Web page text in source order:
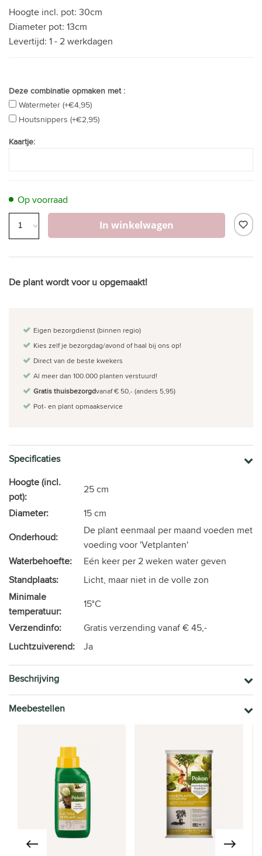
Hoogte incl. pot: 30cm
Diameter pot: 13cm
Levertijd: 1 - 2 werkdagen
Deze combinatie opmaken met :
Watermeter (+€4,95)
Houtsnippers (+€2,95)
Kaartje:
Op voorraad
In winkelwagen
De plant wordt voor u opgemaakt!
Eigen bezorgdienst (binnen regio)
Kies zelf je bezorgdag/avond of haal bij ons op!
Direct van de beste kwekers
Al meer dan 100.000 planten verstuurd!
Gratis thuisbezorgdvanaf € 50,- (anders 5,95)
Pot- en plant opmaakservice
Specificaties
Hoogte (incl.
pot):
25 cm
Diameter:
15 cm
Onderhoud:
De plant eenmaal per maand voeden met
voeding voor 'Vetplanten'
Waterbehoefte:
Eén keer per 2 weken water geven
Standplaats:
Licht, maar niet in de volle zon
Minimale
temperatuur:
15°C
Verzendinfo:
Gratis verzending vanaf € 45,-
Luchtzuiverend:
Ja
Beschrijving
Meebestellen